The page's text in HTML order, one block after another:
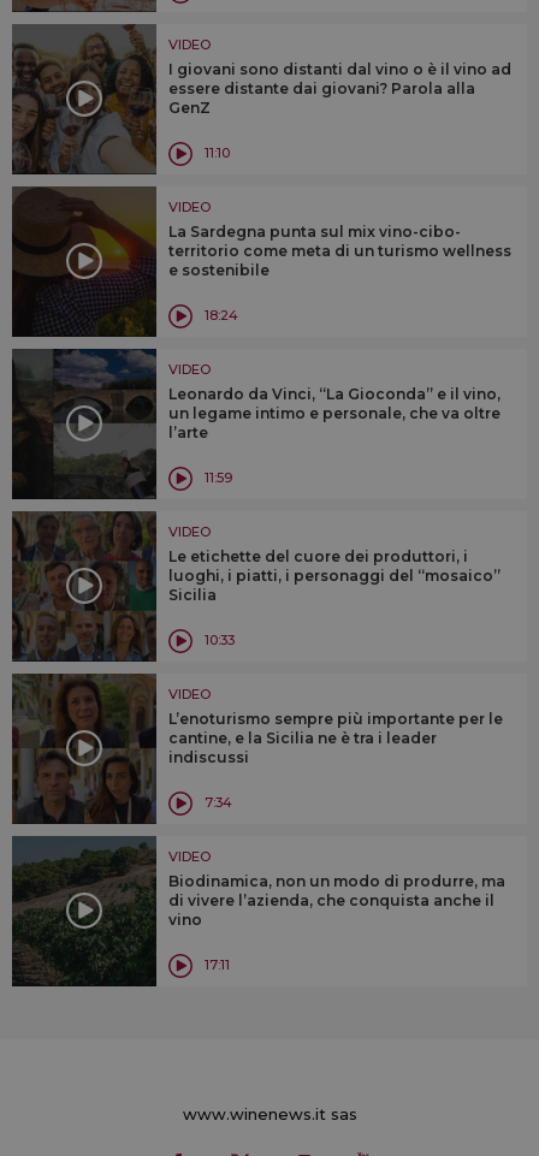
VIDEO
I giovani sono distanti dal vino o è il vino ad
essere distante dai giovani? Parola alla
GenZ
11:10
VIDEO
La Sardegna punta sul mix vino-cibo-
territorio come meta di un turismo wellness
e sostenibile
18:24
VIDEO
Leonardo da Vinci, “La Gioconda” e il vino,
un legame intimo e personale, che va oltre
l’arte
11:59
VIDEO
Le etichette del cuore dei produttori, i
luoghi, i piatti, i personaggi del “mosaico”
Sicilia
10:33
VIDEO
L’enoturismo sempre più importante per le
cantine, e la Sicilia ne è tra i leader
indiscussi
7:34
VIDEO
Biodinamica, non un modo di produrre, ma
di vivere l’azienda, che conquista anche il
vino
17:11
www.winenews.it sas